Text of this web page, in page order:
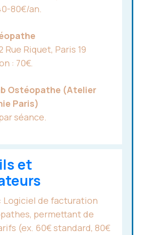
80€/an.
Rue Riquet, Paris 19
: 70€.
Ostéopathe (Atelier
Paris)
séance.
et
: Logiciel de facturation
permettant de
(ex. 60€ standard, 80€